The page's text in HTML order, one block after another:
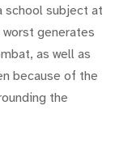
school subject at
generates
as well as
because of the
the